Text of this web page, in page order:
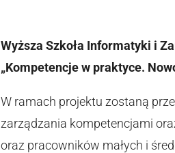
Wyższa Szkoła Informatyki i
„Kompetencje w praktyce.
W ramach projektu zostaną
zarządzania kompetencjami
oraz pracowników małych i